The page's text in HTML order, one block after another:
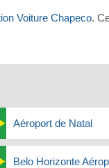
Voiture Chapeco.
Aéroport de Natal
Belo Horizonte